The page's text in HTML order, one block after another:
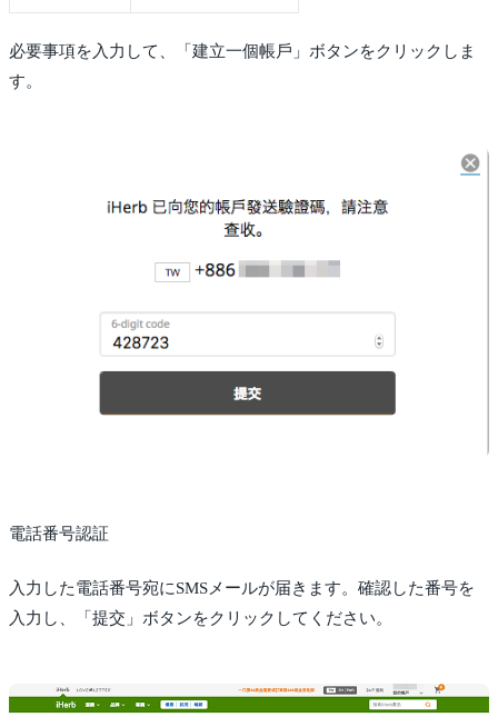
必要事項を入力して、「建立一個帳戶」ボタンをクリックしま
す。
電話番号認証
入力した電話番号宛にSMSメールが届きます。確認した番号を
入力し、「提交」ボタンをクリックしてください。